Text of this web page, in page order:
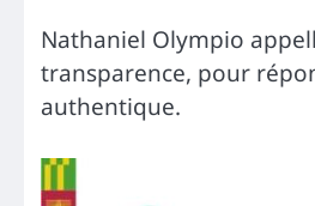
Nathaniel Olympio
transparence, pour
authentique.